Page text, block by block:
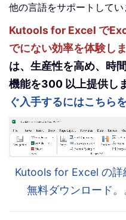
他の言語をサポートしてい
Kutools for Excel で
でにない効率を体験しま
は、生産性を高め、時
機能を300 以上提供し
ぐ入手するにはこちら
Kutools for Excel の詳
無料ダウンロード。